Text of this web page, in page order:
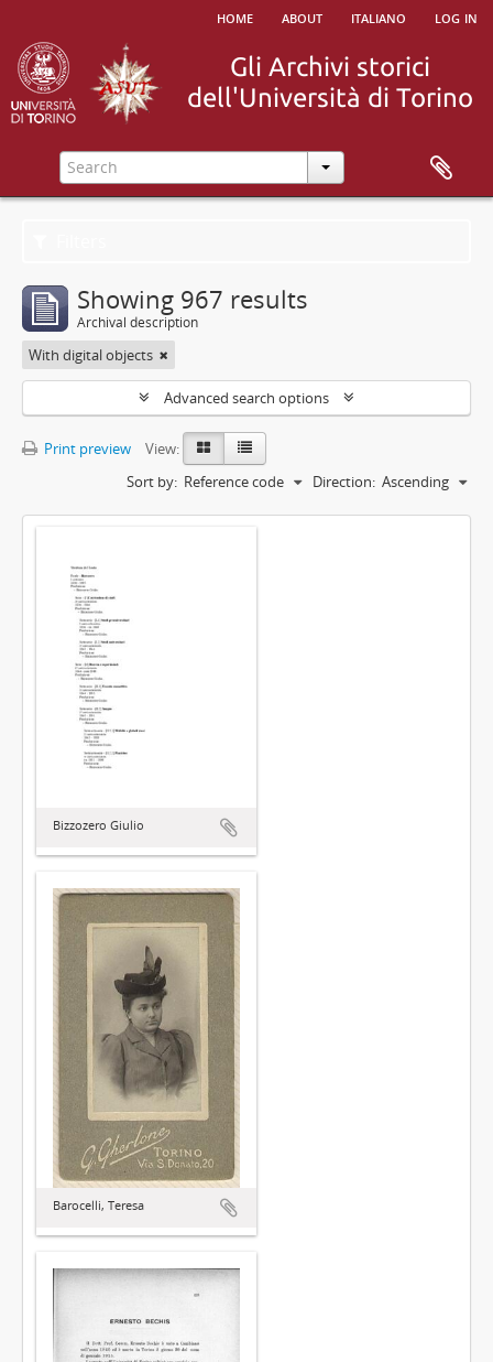
home about italiano log in
Showing 967 results
Archival description
With digital objects
Advanced search options
Print preview
View:
Sort by: Reference code Direction: Ascending
Bizzozero Giulio
Barocelli, Teresa